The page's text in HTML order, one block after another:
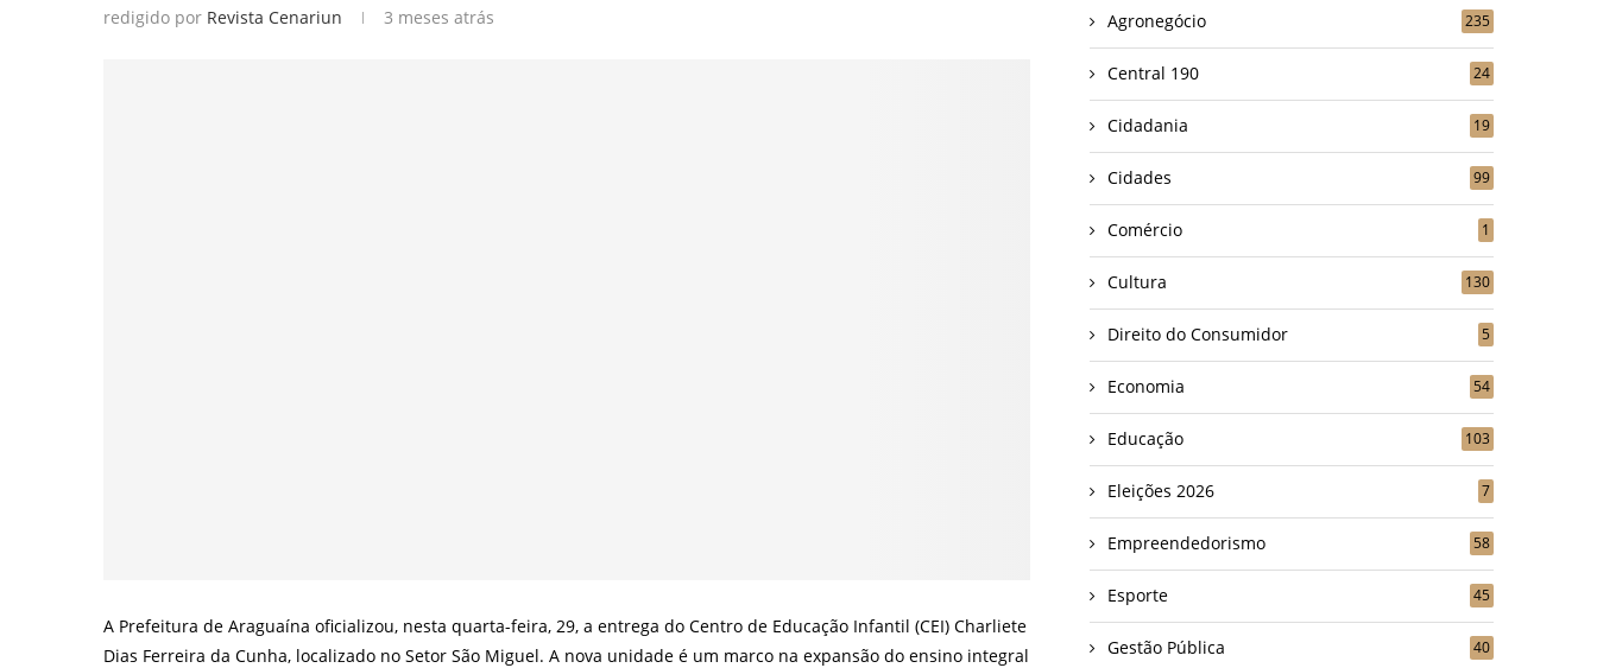
redigido por Revista Cenariun 3 meses atrás
A Prefeitura de Araguaína oficializou, nesta quarta-feira, 29, a entrega do Centro de Educação Infantil (CEI) Charliete
Dias Ferreira da Cunha, localizado no Setor São Miguel. A nova unidade é um marco na expansão do ensino integral
Agronegócio 235
Central 190 24
Cidadania 19
Cidades 99
Comércio 1
Cultura 130
Direito do Consumidor 5
Economia 54
Educação 103
Eleições 2026 7
Empreendedorismo 58
Esporte 45
Gestão Pública 40